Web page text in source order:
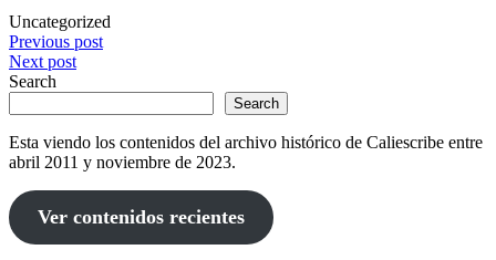
Uncategorized
Post
navigation
Previous post
Next post
Search
Search
Esta viendo los contenidos del archivo histórico de Caliescribe entre
abril 2011 y noviembre de 2023.
Ver contenidos recientes